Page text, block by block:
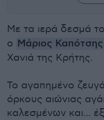
Με τα ιερά δεσμά
ο Μάριος Καπότσης
Χανιά της Κρήτης.
Το αγαπημένο
όρκους αιώνιας
καλεσμένων και...